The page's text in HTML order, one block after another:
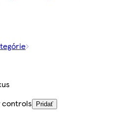
controls
Pridať